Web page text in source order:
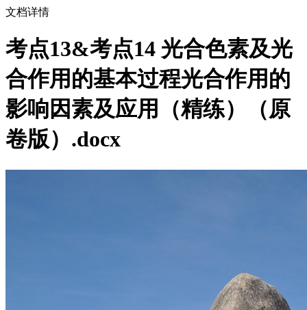
文档详情
考点13&考点14 光合色素及光
合作用的基本过程光合作用的
影响因素及应用（精练）（原
卷版）.docx